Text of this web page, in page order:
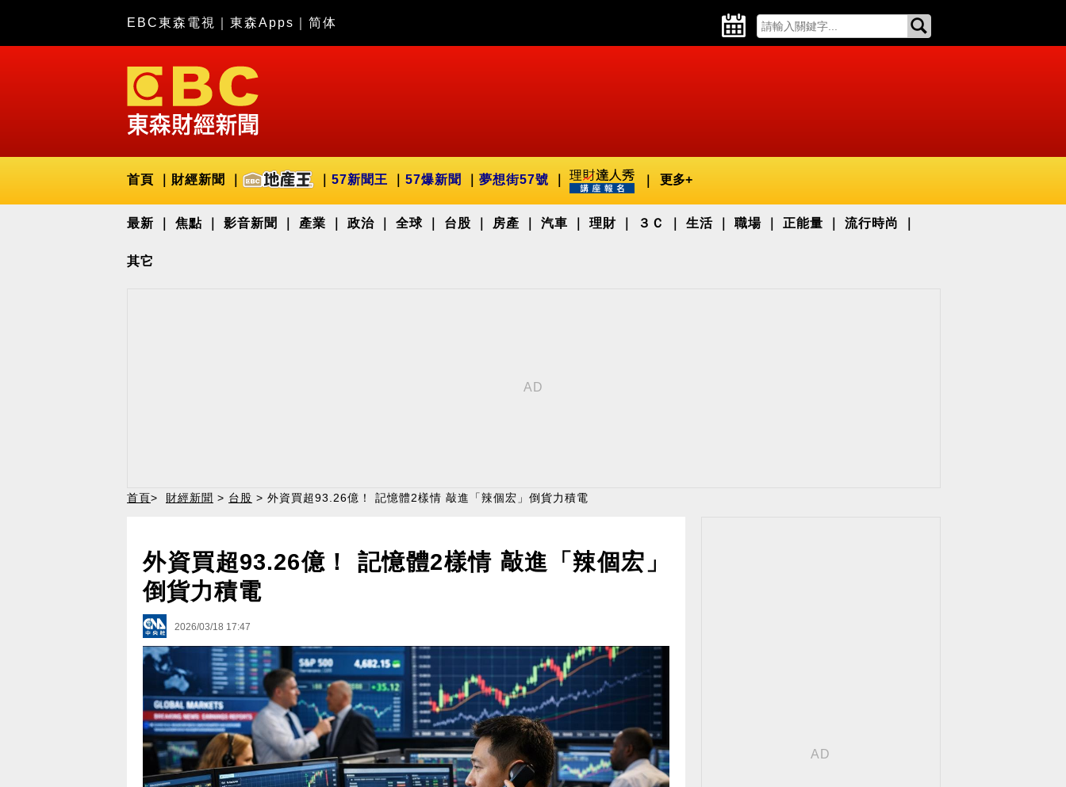
EBC東森電視 東森Apps 简体
首頁 財經新聞 57新聞王 57爆新聞 夢想街57號 更多+
最新 焦點 影音新聞 產業 政治 全球 台股 房產 汽車 理財 ３Ｃ 生活 職場 正能量 流行時尚
其它
首頁> 財經新聞 > 台股 > 外資買超93.26億！ 記憶體2樣情 敲進「辣個宏」倒貨力積電
外資買超93.26億！ 記憶體2樣情 敲進「辣個宏」
倒貨力積電
2026/03/18 17:47